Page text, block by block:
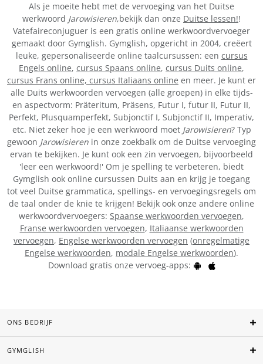
Als je moeite hebt met de vervoeging van het Duitse
werkwoord Jarowisieren,bekijk dan onze Duitse lessen!!
Vatefaireconjuguer is een gratis online werkwoordvervoeger
gemaakt door Gymglish. Gymglish, opgericht in 2004, creëert
leuke, gepersonaliseerde online taalcursussen: een cursus
Engels online, cursus Spaans online, cursus Duits online,
cursus Frans online, cursus Italiaans online en meer. Je kunt er
alle Duits werkwoorden vervoegen (alle groepen) in elke tijds-
en aspectvorm: Präteritum, Präsens, Futur I, futur II, Futur II,
Perfekt, Plusquamperfekt, Subjonctif I, Subjonctif II, Imperativ,
etc. Niet zeker hoe je een werkwoord moet Jarowisieren? Typ
gewoon Jarowisieren in onze zoekbalk om de Duitse vervoeging
ervan te bekijken. Je kunt ook een zin vervoegen, bijvoorbeeld
'leer een werkwoord!' Om je spelling te verbeteren, biedt
Gymglish ook online cursussen Duits aan en krijg je toegang
tot veel Duitse grammatica, spellings- en vervoegingsregels om
de taal onder de knie te krijgen! Bekijk ook onze andere online
werkwoordvervoegers: Spaanse werkwoorden vervoegen,
Franse werkwoorden vervoegen, Italiaanse werkwoorden
vervoegen, Engelse werkwoorden vervoegen (onregelmatige
Engelse werkwoorden, modale Engelse werkwoorden).
Download gratis onze vervoeg-apps:
ONS BEDRIJF
GYMGLISH